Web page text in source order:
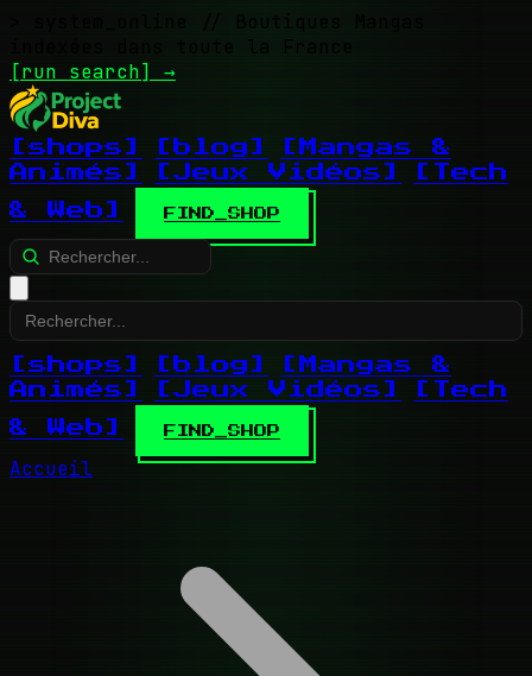
// Boutiques Mangas
indexées dans toute la France
[run search] →
[shops] [blog]
[Mangas &
Animés]
[Jeux Vidéos]
[Tech
& Web]
FIND_SHOP
[shops] [blog]
[Mangas &
Animés]
[Jeux Vidéos]
[Tech
& Web]
FIND_SHOP
Accueil